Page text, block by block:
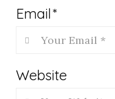
Email*
Website